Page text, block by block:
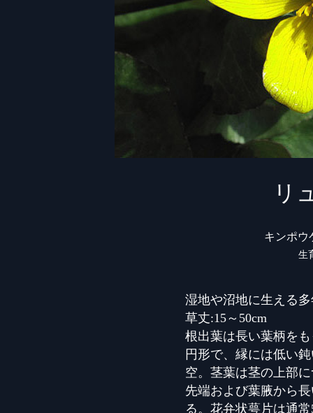
リ
キンポ
生
湿地や沼地に生える
草丈:15～50cm
根出葉は長い葉柄を
円形で、縁には低い
空。茎葉は茎の上部
先端および葉腋から
る。花弁状萼片は通